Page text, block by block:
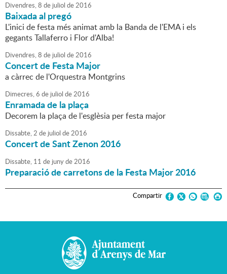
Divendres,8 de juliol de2016
Baixada al pregó
L'inici de festa més animat amb la Banda de l'EMA i els
gegants Tallaferro i Flor d'Alba!
Divendres,8 de juliol de2016
Concert de Festa Major
a càrrec de l'Orquestra Montgrins
Dimecres,6 de juliol de2016
Enramada de la plaça
Decorem la plaça de l'esglèsia per festa major
Dissabte,2 de juliol de2016
Concert de Sant Zenon 2016
Dissabte, 11 de junyde2016
Preparació de carretons de la Festa Major 2016
Compartir